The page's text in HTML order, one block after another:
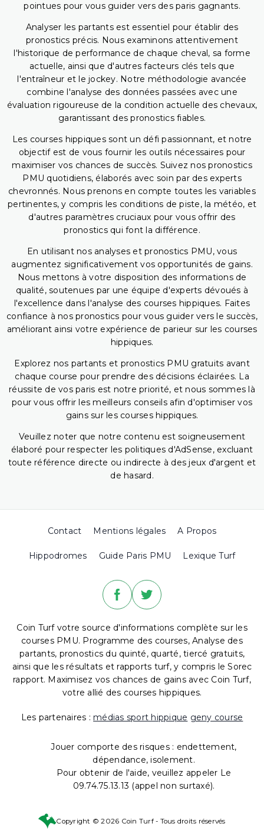
pointues pour vous guider vers des paris gagnants.
Analyser les partants est essentiel pour établir des
pronostics précis. Nous examinons attentivement
l'historique de performance de chaque cheval, sa forme
actuelle, ainsi que d'autres facteurs clés tels que
l'entraîneur et le jockey. Notre méthodologie avancée
combine l'analyse des données passées avec une
évaluation rigoureuse de la condition actuelle des chevaux,
garantissant des pronostics fiables.
Les courses hippiques sont un défi passionnant, et notre
objectif est de vous fournir les outils nécessaires pour
maximiser vos chances de succès. Suivez nos pronostics
PMU quotidiens, élaborés avec soin par des experts
chevronnés. Nous prenons en compte toutes les variables
pertinentes, y compris les conditions de piste, la météo, et
d'autres paramètres cruciaux pour vous offrir des
pronostics qui font la différence.
En utilisant nos analyses et pronostics PMU, vous
augmentez significativement vos opportunités de gains.
Nous mettons à votre disposition des informations de
qualité, soutenues par une équipe d'experts dévoués à
l'excellence dans l'analyse des courses hippiques. Faites
confiance à nos pronostics pour vous guider vers le succès,
améliorant ainsi votre expérience de parieur sur les courses
hippiques.
Explorez nos partants et pronostics PMU gratuits avant
chaque course pour prendre des décisions éclairées. La
réussite de vos paris est notre priorité, et nous sommes là
pour vous offrir les meilleurs conseils afin d'optimiser vos
gains sur les courses hippiques.
Veuillez noter que notre contenu est soigneusement
élaboré pour respecter les politiques d'AdSense, excluant
toute référence directe ou indirecte à des jeux d'argent et
de hasard.
Contact Mentions légales A Propos
Hippodromes Guide Paris PMU Lexique Turf
Coin Turf votre source d'informations complète sur les
courses PMU. Programme des courses, Analyse des
partants, pronostics du quinté, quarté, tiercé gratuits,
ainsi que les résultats et rapports turf, y compris le Sorec
rapport. Maximisez vos chances de gains avec Coin Turf,
votre allié des courses hippiques.
Les partenaires : médias sport hippique geny course
Jouer comporte des risques : endettement,
dépendance, isolement.
Pour obtenir de l'aide, veuillez appeler Le
09.74.75.13.13 (appel non surtaxé).
Copyright © 2026 Coin Turf - Tous droits réservés